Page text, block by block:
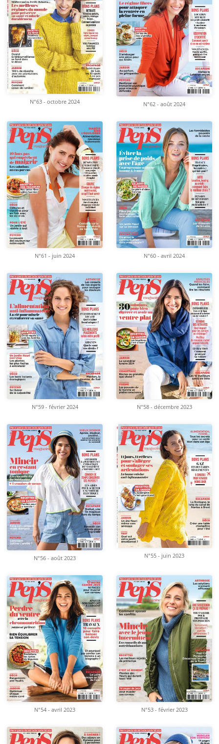
N°63 - octobre 2024 N°62 - août 2024
N°61 - juin 2024 N°60 - avril 2024
N°59 - février 2024 N°58 - décembre 2023
N°56 - août 2023 N°55 - juin 2023
N°54 - avril 2023 N°53 - février 2023